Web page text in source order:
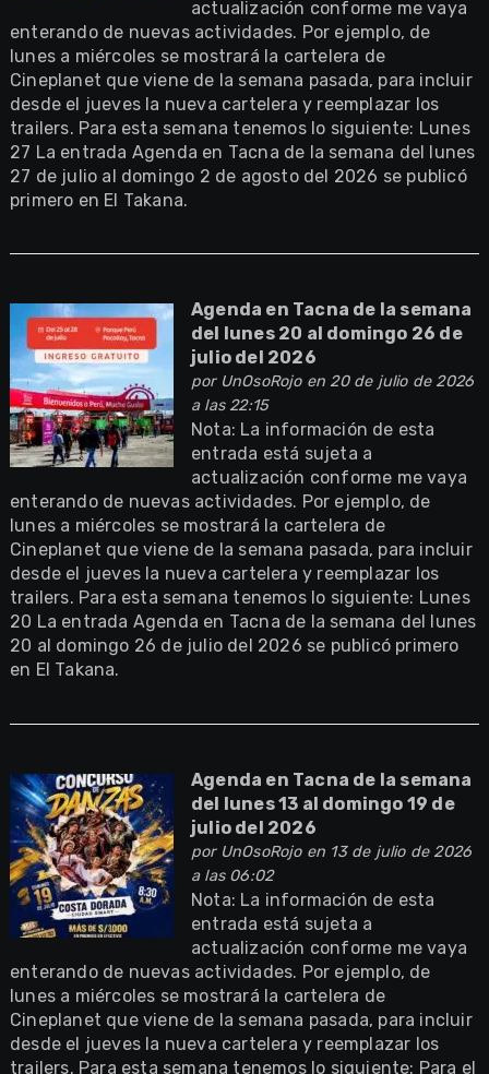
actualización conforme me vaya
enterando de nuevas actividades. Por ejemplo, de
lunes a miércoles se mostrará la cartelera de
Cineplanet que viene de la semana pasada, para incluir
desde el jueves la nueva cartelera y reemplazar los
trailers. Para esta semana tenemos lo siguiente: Lunes
27 La entrada Agenda en Tacna de la semana del lunes
27 de julio al domingo 2 de agosto del 2026 se publicó
primero en El Takana.
Agenda en Tacna de la semana
del lunes 20 al domingo 26 de
julio del 2026
por UnOsoRojoen 20 de julio de 2026
a las 22:15
Nota: La información de esta
entrada está sujeta a
actualización conforme me vaya
enterando de nuevas actividades. Por ejemplo, de
lunes a miércoles se mostrará la cartelera de
Cineplanet que viene de la semana pasada, para incluir
desde el jueves la nueva cartelera y reemplazar los
trailers. Para esta semana tenemos lo siguiente: Lunes
20 La entrada Agenda en Tacna de la semana del lunes
20 al domingo 26 de julio del 2026 se publicó primero
en El Takana.
Agenda en Tacna de la semana
del lunes 13 al domingo 19 de
julio del 2026
por UnOsoRojoen 13 de julio de 2026
a las 06:02
Nota: La información de esta
entrada está sujeta a
actualización conforme me vaya
enterando de nuevas actividades. Por ejemplo, de
lunes a miércoles se mostrará la cartelera de
Cineplanet que viene de la semana pasada, para incluir
desde el jueves la nueva cartelera y reemplazar los
trailers. Para esta semana tenemos lo siguiente: Para el